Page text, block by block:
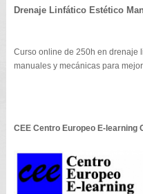
Drenaje Linfático Estético
Curso online de 250h en drenaje
manuales y mecánicas para
CEE Centro Europeo E-learning